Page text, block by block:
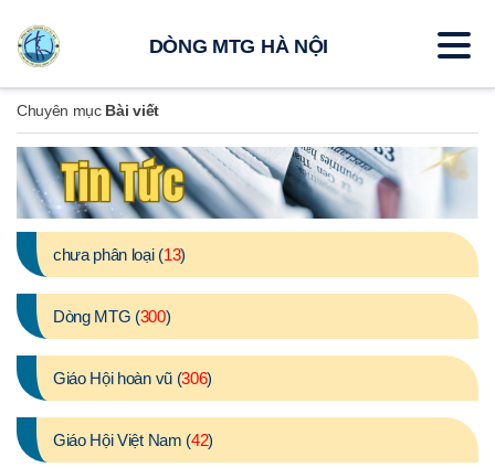
Chuyên mục Bài viết
chưa phân loại (13)
Dòng MTG (300)
Giáo Hội hoàn vũ (306)
Giáo Hội Việt Nam (42)
DÒNG MTG HÀ NỘI